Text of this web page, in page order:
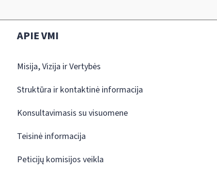
APIE VMI
Misija, Vizija ir Vertybės
Struktūra ir kontaktinė informacija
Konsultavimasis su visuomene
Teisinė informacija
Peticijų komisijos veikla